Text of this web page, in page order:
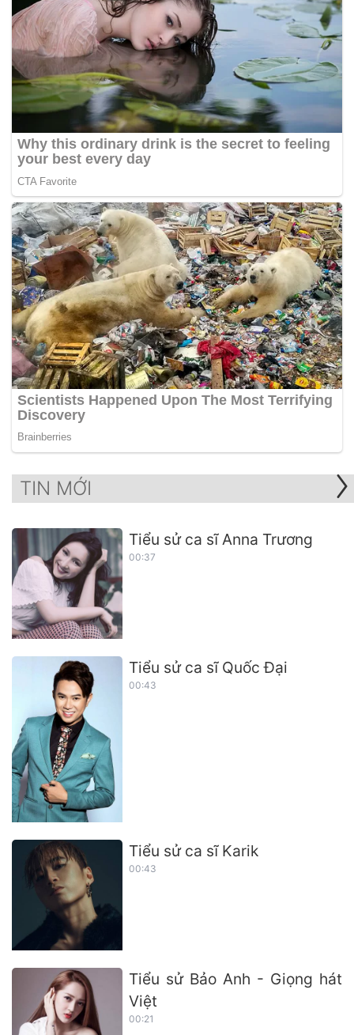
TIN MỚI
Tiểu sử ca sĩ Anna Trương
00:37
Tiểu sử ca sĩ Quốc Đại
00:43
Tiểu sử ca sĩ Karik
00:43
Tiểu sử Bảo Anh - Giọng hát
Việt
00:21